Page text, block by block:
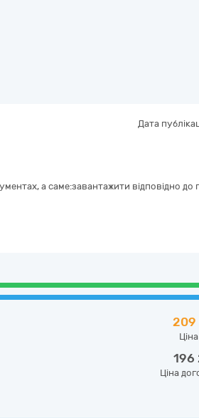
Дата
а саме:завантажити відповідно до
209
196
Ціна